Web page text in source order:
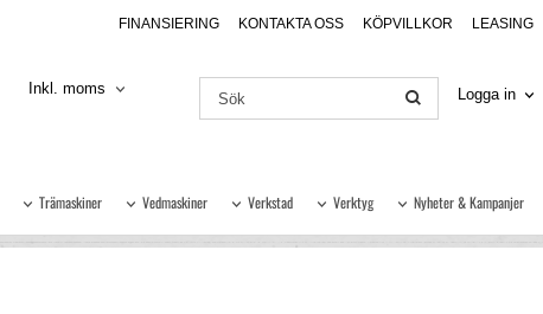
FINANSIERING KONTAKTA OSS KÖPVILLKOR LEASING
Inkl. moms Logga in
Trämaskiner Vedmaskiner Verkstad Verktyg Nyheter & Kampanjer